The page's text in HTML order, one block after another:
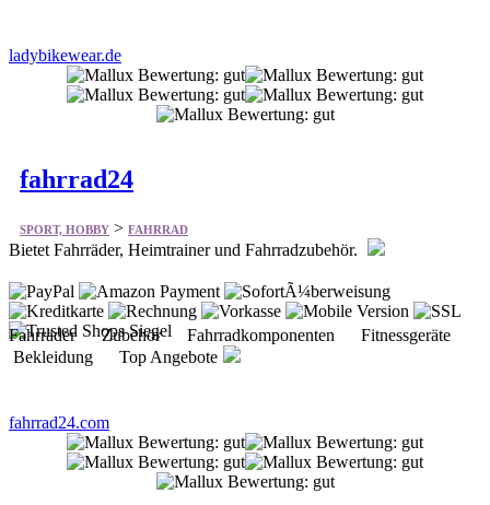
ladybikewear.de
fahrrad24
SPORT, HOBBY > FAHRRAD
Bietet Fahrräder, Heimtrainer und Fahrradzubehör.
Fahrräder Zubehör Fahrradkomponenten Fitnessgeräte
Bekleidung Top Angebote
fahrrad24.com